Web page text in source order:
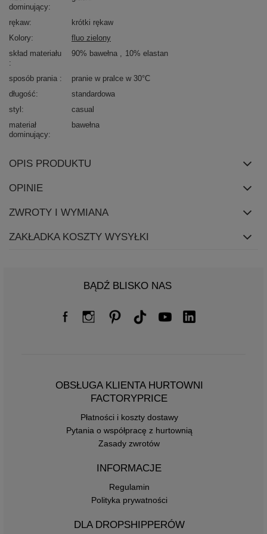
dominujący
rękaw
krótki rękaw
Kolory
fluo zielony
skład materiału
90% bawełna 10% elastan
sposób prania
pranie w pralce w 30°C
długość
standardowa
styl
casual
materiał
dominujący
bawełna
OPIS PRODUKTU
OPINIE
ZWROTY I WYMIANA
ZAKŁADKA KOSZTY WYSYŁKI
BĄDŹ BLISKO NAS
OBSŁUGA KLIENTA HURTOWNI
FACTORYPRICE
Płatności i koszty dostawy
Pytania o współpracę z hurtownią
Zasady zwrotów
INFORMACJE
Regulamin
Polityka prywatności
DLA DROPSHIPPERÓW